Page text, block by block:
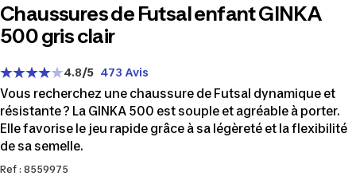
Chaussures de Futsal enfant GINKA
500 gris clair
4.8/5 473 Avis
Vous recherchez une chaussure de Futsal dynamique et
résistante ? La GINKA 500 est souple et agréable à porter.
Elle favorise le jeu rapide grâce à sa légèreté et la flexibilité
de sa semelle.
Ref : 8559975